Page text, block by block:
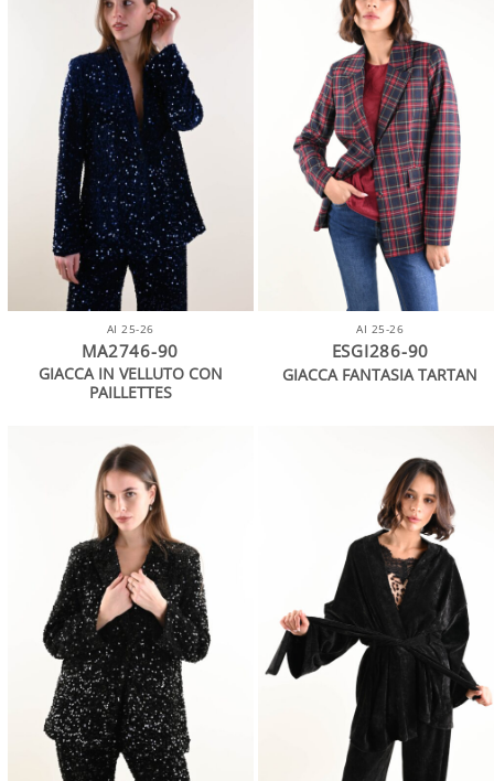
AI 25-26
MA2746-90
GIACCA IN VELLUTO CON
PAILLETTES
AI 25-26
ESGI286-90
GIACCA FANTASIA TARTAN